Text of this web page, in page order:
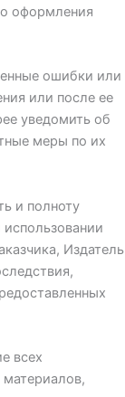
оформления
ошибки или
или после ее
уведомить об
меры по их
и полноту
Издатель
всех